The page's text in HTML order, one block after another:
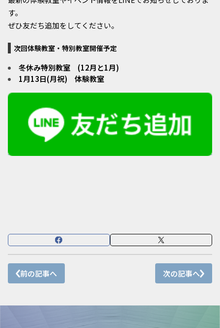
す。
ぜひ友だち追加をしてください。
次回体験教室・特別教室開催予定
冬休み特別教室 (12月と1月)
1月13日(月祝) 体験教室
前の記事へ 次の記事へ